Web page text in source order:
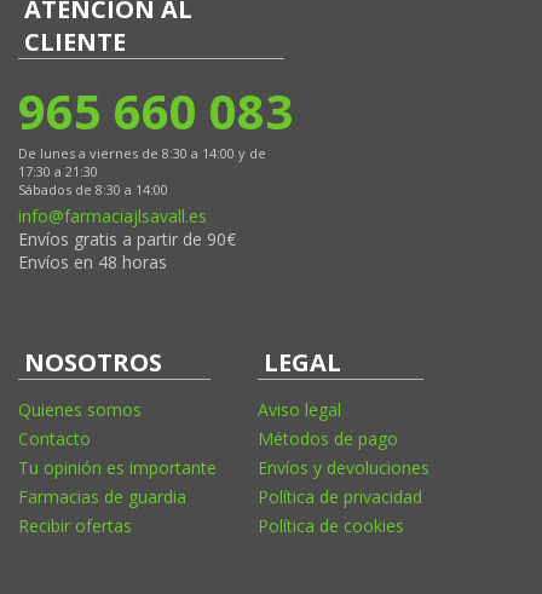
ATENCIÓN AL
CLIENTE
965 660 083
De lunes a viernes de 8:30 a 14:00 y de
17:30 a 21:30
Sábados de 8:30 a 14:00
info@farmaciajlsavall.es
Envíos gratis a partir de 90€
Envíos en 48 horas
NOSOTROS
Quienes somos
Contacto
Tu opinión es importante
Farmacias de guardia
Recibir ofertas
LEGAL
Aviso legal
Métodos de pago
Envíos y devoluciones
Política de privacidad
Política de cookies